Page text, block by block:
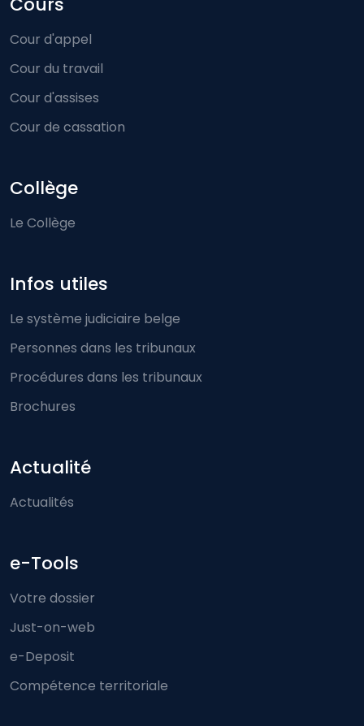
Cour d'appel
Cour du travail
Cour d'assises
Cour de cassation
Collège
Le Collège
Infos utiles
Le système judiciaire belge
Personnes dans les tribunaux
Procédures dans les tribunaux
Brochures
Actualité
Actualités
e-Tools
Votre dossier
Just-on-web
e-Deposit
Compétence territoriale